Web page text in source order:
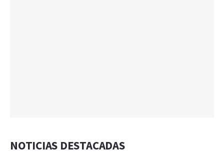
NOTICIAS DESTACADAS